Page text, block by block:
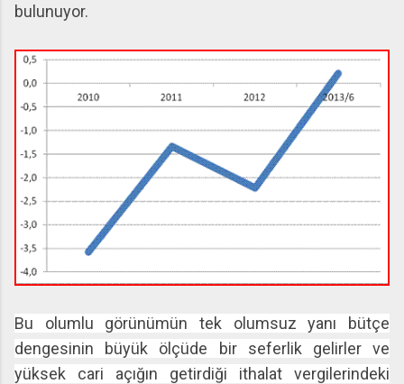
bulunuyor.
Bu olumlu görünümün tek olumsuz yanı bütçe
dengesinin büyük ölçüde bir seferlik gelirler ve
yüksek cari açığın getirdiği ithalat vergilerindeki